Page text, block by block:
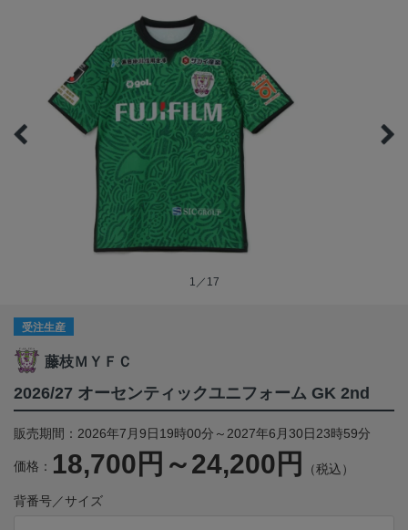
1／17
受注生産
藤枝ＭＹＦＣ
2026/27 オーセンティックユニフォーム GK 2nd
販売期間：2026年7月9日19時00分～2027年6月30日23時59分
価格： 18,700円～24,200円 （税込）
背番号／サイズ